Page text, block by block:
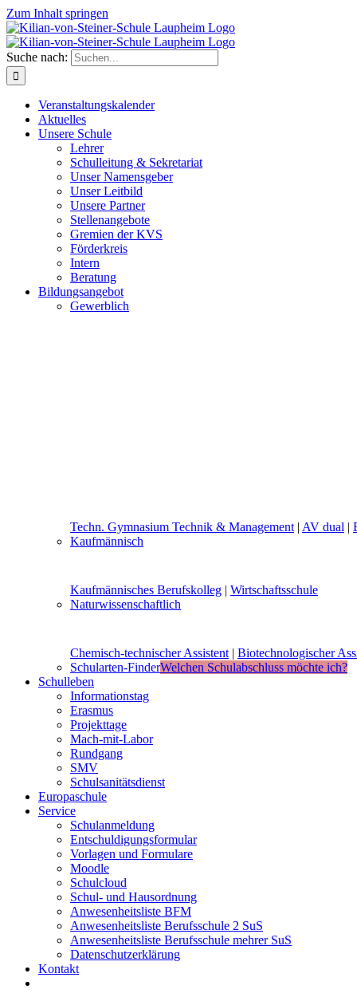
Zum Inhalt springen
Suche nach:
Veranstaltungskalender
Aktuelles
Unsere Schule
Lehrer
Schulleitung & Sekretariat
Unser Namensgeber
Unser Leitbild
Unsere Partner
Stellenangebote
Gremien der KVS
Förderkreis
Intern
Beratung
Bildungsangebot
Gewerblich
Techn. Gymnasium Technik & Management | AV dual |
Kaufmännisch
Kaufmännisches Berufskolleg | Wirtschaftsschule
Naturwissenschaftlich
Chemisch-technischer Assistent | Biotechnologischer
Schularten-FinderWelchen Schulabschluss möchte ich?
Schulleben
Informationstag
Erasmus
Projekttage
Mach-mit-Labor
Rundgang
SMV
Schulsanitätsdienst
Europaschule
Service
Schulanmeldung
Entschuldigungsformular
Vorlagen und Formulare
Moodle
Schulcloud
Schul- und Hausordnung
Anwesenheitsliste BFM
Anwesenheitsliste Berufsschule 2 SuS
Anwesenheitsliste Berufsschule mehrer SuS
Datenschutzerklärung
Kontakt